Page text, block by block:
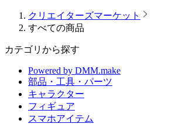
クリエイターズマーケット
すべての商品
カテゴリから探す
Powered by DMM.make
部品・工具・パーツ
キャラクター
フィギュア
スマホアイテム